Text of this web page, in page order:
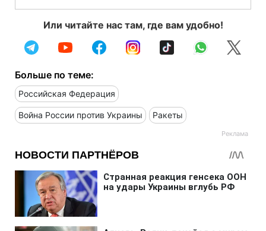
Или читайте нас там, где вам удобно!
Больше по теме:
Российская Федерация
Война России против Украины Ракеты